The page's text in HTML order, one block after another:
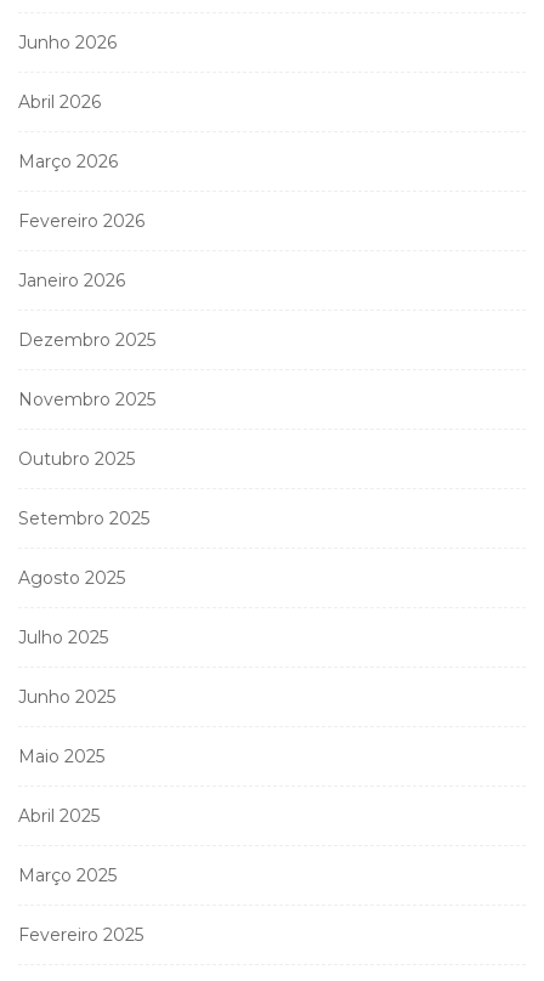
Junho 2026
Abril 2026
Março 2026
Fevereiro 2026
Janeiro 2026
Dezembro 2025
Novembro 2025
Outubro 2025
Setembro 2025
Agosto 2025
Julho 2025
Junho 2025
Maio 2025
Abril 2025
Março 2025
Fevereiro 2025